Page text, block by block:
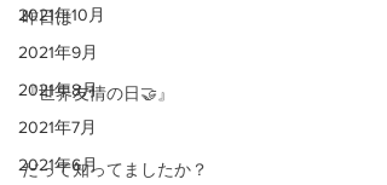
2021年10月
2021年9月
2021年8月
2021年7月
2021年6月
昨日は
『世界友情の日🤝』
だって知ってましたか？